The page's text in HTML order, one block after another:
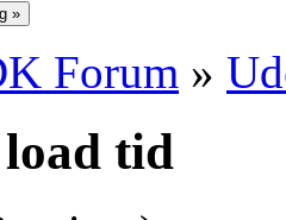
Forum »
tid